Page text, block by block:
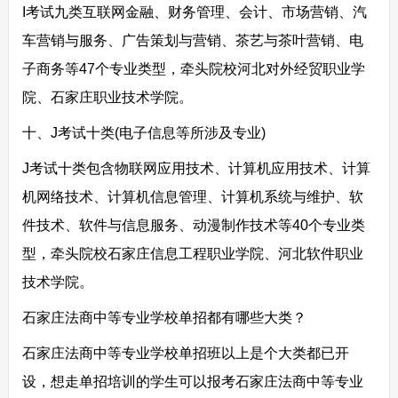
I考试九类互联网金融、财务管理、会计、市场营销、汽
车营销与服务、广告策划与营销、茶艺与茶叶营销、电
子商务等47个专业类型，牵头院校河北对外经贸职业学
院、石家庄职业技术学院。
十、J考试十类(电子信息等所涉及专业)
J考试十类包含物联网应用技术、计算机应用技术、计算
机网络技术、计算机信息管理、计算机系统与维护、软
件技术、软件与信息服务、动漫制作技术等40个专业类
型，牵头院校石家庄信息工程职业学院、河北软件职业
技术学院。
石家庄法商中等专业学校单招都有哪些大类？
石家庄法商中等专业学校单招班以上是个大类都已开
设，想走单招培训的学生可以报考石家庄法商中等专业